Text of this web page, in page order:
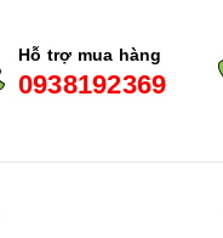
Hỗ trợ mua hàng
0938192369